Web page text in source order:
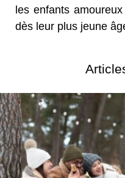
les enfants
dès leur plus jeune